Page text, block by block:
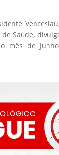
Saúde,
mês de